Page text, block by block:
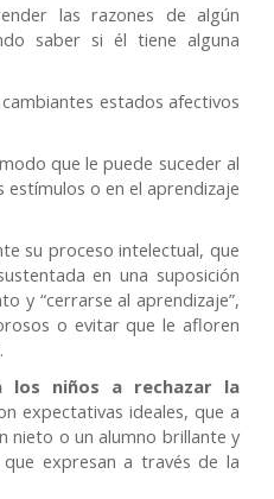
las razones de algún
saber si él tiene alguna
estados afectivos
que le puede suceder al
o en el aprendizaje
su proceso intelectual, que
en una suposición
y “cerrarse al aprendizaje”,
o evitar que le afloren
los niños a rechazar la
expectativas ideales, que a
nieto o un alumno brillante y
expresan a través de la